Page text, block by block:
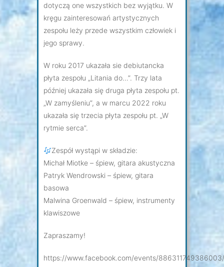
dotyczą one wszystkich bez wyjątku. W
kręgu zainteresowań artystycznych
zespołu leży przede wszystkim człowiek i
jego sprawy.
W roku 2017 ukazała sie debiutancka
płyta zespołu „Litania do…”. Trzy lata
później ukazała się druga płyta zespołu pt.
„W zamyśleniu”, a w marcu 2022 roku
ukazała się trzecia płyta zespołu pt. „W
rytmie serca”.
Zespół wystąpi w składzie:
Michał Miotke – śpiew, gitara akustyczna
Patryk Wendrowski – śpiew, gitara
basowa
Malwina Groenwald – śpiew, instrumenty
klawiszowe
Zapraszamy!
https://www.facebook.com/events/886311749386003/